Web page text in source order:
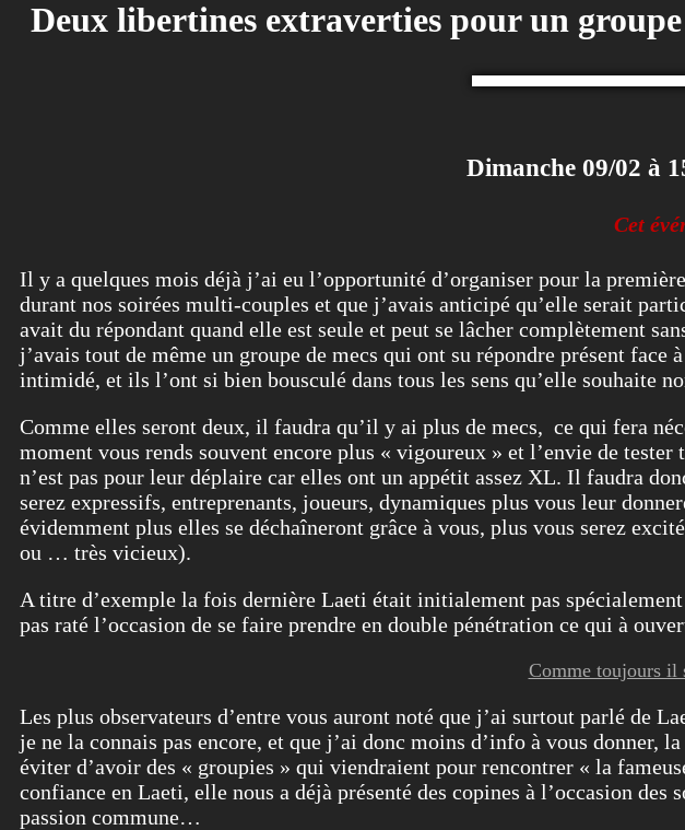
Deux libertines extraverties pour un
Dimanche 09/02 à
Cet
Il y a quelques mois déjà j’ai eu l’opportunité d’organiser pour la
durant nos soirées multi-couples et que j’avais anticipé qu’elle serait
avait du répondant quand elle est seule et peut se lâcher complètement
j’avais tout de même un groupe de mecs qui ont su répondre présent
intimidé, et ils l’ont si bien bousculé dans tous les sens qu’elle souhaite
Comme elles seront deux, il faudra qu’il y ai plus de mecs, ce qui fera
moment vous rends souvent encore plus « vigoureux » et l’envie de
n’est pas pour leur déplaire car elles ont un appétit assez XL. Il faudra
serez expressifs, entreprenants, joueurs, dynamiques plus vous leur
évidemment plus elles se déchaîneront grâce à vous, plus vous serez
ou … très vicieux).
A titre d’exemple la fois dernière Laeti était initialement pas
pas raté l’occasion de se faire prendre en double pénétration ce qui à
Comme toujours il
Les plus observateurs d’entre vous auront noté que j’ai surtout parlé de
je ne la connais pas encore, et que j’ai donc moins d’info à vous
éviter d’avoir des « groupies » qui viendraient pour rencontrer « la
confiance en Laeti, elle nous a déjà présenté des copines à l’occasion
passion commune…